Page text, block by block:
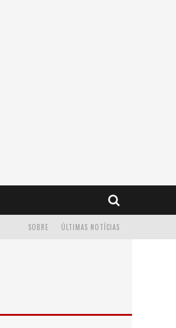
ÚLTIMAS NOTÍCIAS
SOBRE